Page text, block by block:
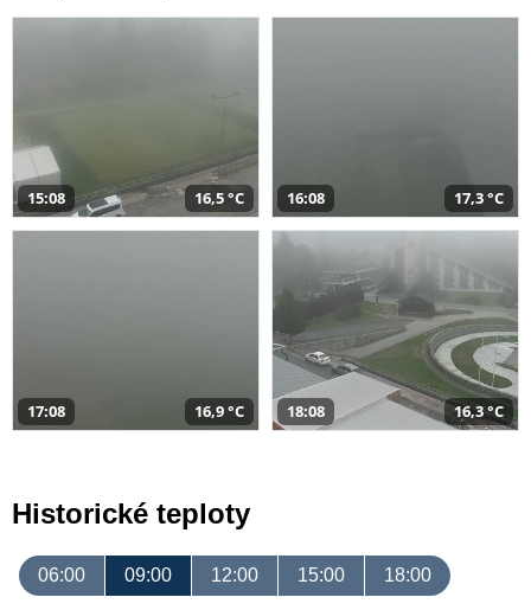
15:08 16,5 °C 16:08 17,3 °C
17:08 16,9 °C 18:08 16,3 °C
Historické teploty
06:00 09:00 12:00 15:00 18:00